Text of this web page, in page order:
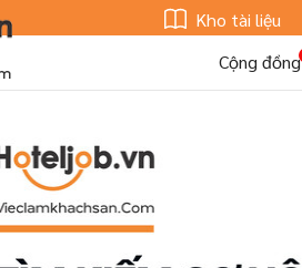
Kho tài liệu
Cộng đồng